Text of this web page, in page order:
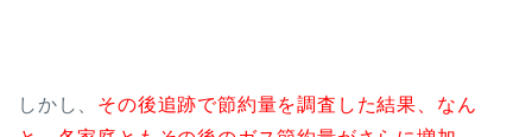
しかし、 その後追跡で節約量を調査した結果、なん